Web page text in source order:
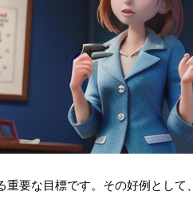
要な目標です。その好例として、